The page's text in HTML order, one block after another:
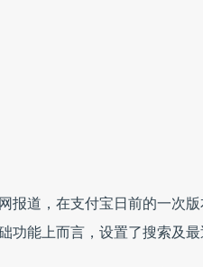
报道，在支付宝日前的一次
功能上而言，设置了搜索及